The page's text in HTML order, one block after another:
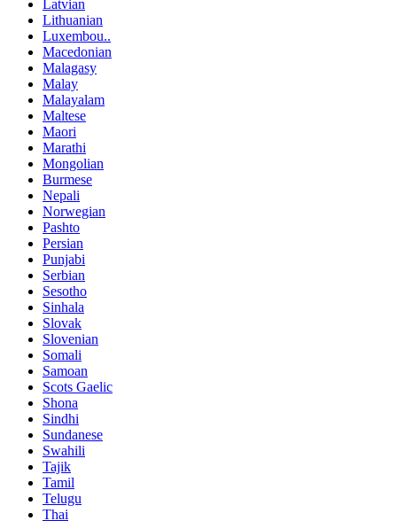
Latvian
Lithuanian
Luxembou..
Macedonian
Malagasy
Malay
Malayalam
Maltese
Maori
Marathi
Mongolian
Burmese
Nepali
Norwegian
Pashto
Persian
Punjabi
Serbian
Sesotho
Sinhala
Slovak
Slovenian
Somali
Samoan
Scots Gaelic
Shona
Sindhi
Sundanese
Swahili
Tajik
Tamil
Telugu
Thai